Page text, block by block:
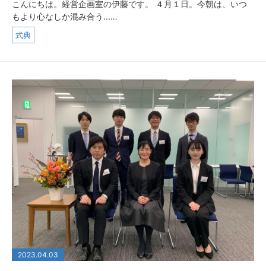
こんにちは。経営企画室の伊藤です。 ４月１日。今朝は、いつ
もより心なしか混み合う...…
式典
2023.04.03